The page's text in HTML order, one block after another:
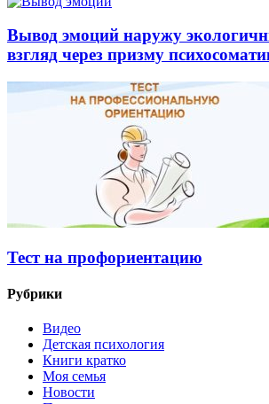
Вывод эмоций наружу
взгляд через призму
Тест на профориентацию
Рубрики
Видео
Детская психология
Книги кратко
Моя семья
Новости